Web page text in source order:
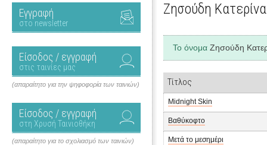
Εγγραφή
στο newsletter
Είσοδος / εγγραφή
στις ταινίες μας
(απαραίτητο για την ψηφοφορία των ταινιών)
Είσοδος / εγγραφή
στη Χρυσή Ταινιοθήκη
(απαραίτητο για το σχολιασμό των ταινιών)
Ζησούδη Κατερίνα
Το όνομα Ζησούδη
Τίτλος
Midnight Skin
Βαθύκοφτο
Μετά το μεσημέρι